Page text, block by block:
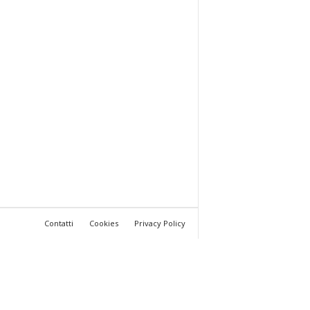
Contatti Cookies Privacy Policy